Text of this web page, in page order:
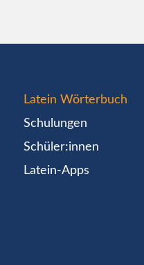
Latein Wörterbuch
Schulungen
Schüler:innen
Latein-Apps